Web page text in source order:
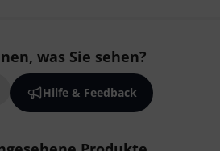
was Sie sehen?
Hilfe & Feedback